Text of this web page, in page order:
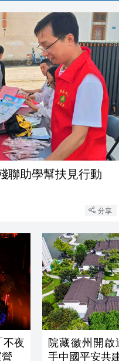
事 皖黟縣殘聯助學幫扶見行動
分享
不夜
院藏徽州開啟遐齡
手中國平安共